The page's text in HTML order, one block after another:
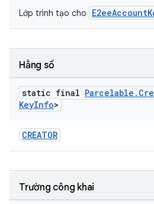
Lớp trình tạo cho
Hằng số
static final Parcelable .
KeyInfo>
CREATOR
Trường công khai